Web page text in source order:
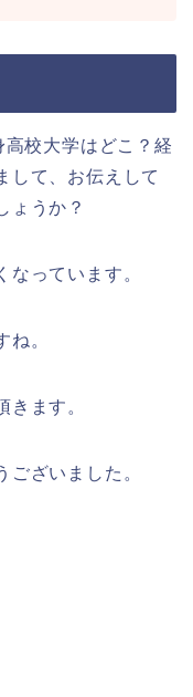
校大学はどこ？経
して、お伝えして
ょうか？
っています。
ね。
きます。
ざいました。